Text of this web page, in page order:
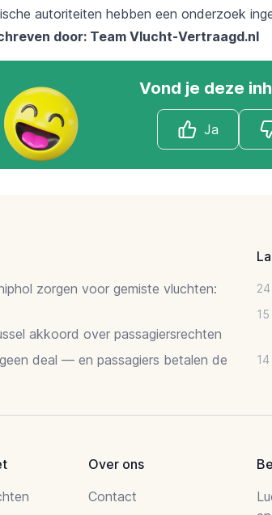
autoriteiten hebben een onderzoek
door: Team Vlucht-Vertraagd.nl
Vond je deze
Ja
zorgen voor gemiste vluchten:
akkoord over passagiersrechten
deal — en passagiers betalen de
24
15
14
Over ons
Contact